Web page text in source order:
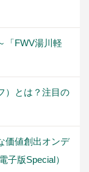
FWV湯川軽
）とは？注目の
価値創出オンデ
子版Special）